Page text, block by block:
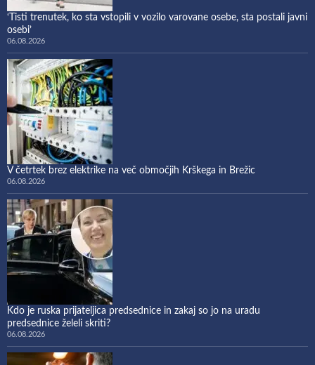
‘Tisti trenutek, ko sta vstopili v vozilo varovane osebe, sta postali javni
osebi’
06.08.2026
V četrtek brez elektrike na več območjih Krškega in Brežic
06.08.2026
Kdo je ruska prijateljica predsednice in zakaj so jo na uradu
predsednice želeli skriti?
06.08.2026